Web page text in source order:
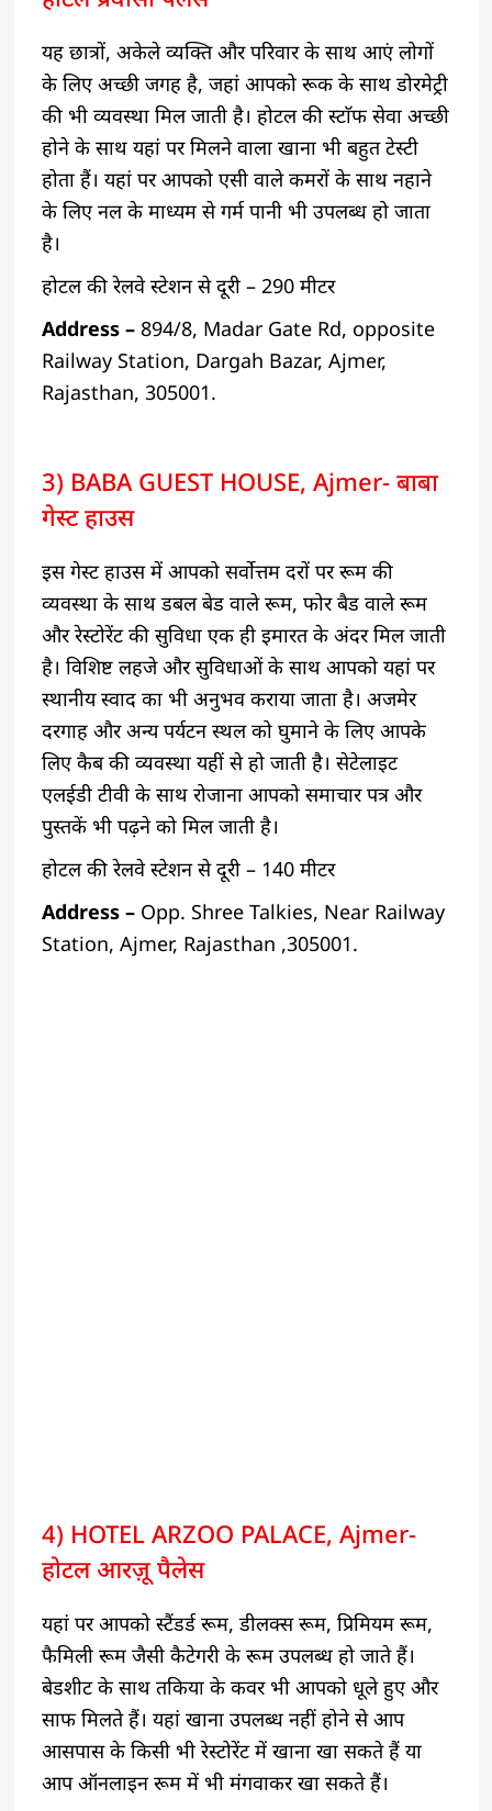
यह छात्रों, अकेले व्यक्ति और परिवार के साथ आएं लोगों
के लिए अच्छी जगह है, जहां आपको रूक के साथ डोरमेट्री
की भी व्यवस्था मिल जाती है। होटल की स्टाॅफ सेवा अच्छी
होने के साथ यहां पर मिलने वाला खाना भी बहुत टेस्टी
होता हैं। यहां पर आपको एसी वाले कमरों के साथ नहाने
के लिए नल के माध्यम से गर्म पानी भी उपलब्ध हो जाता
है।
होटल की रेलवे स्टेशन से दूरी – 290 मीटर
Address –894/8, Madar Gate Rd, opposite
Railway Station, Dargah Bazar, Ajmer,
Rajasthan, 305001.
3) BABA GUEST HOUSE, Ajmer- बाबा
गेस्ट हाउस
इस गेस्ट हाउस में आपको सर्वोत्तम दरों पर रूम की
व्यवस्था के साथ डबल बेड वाले रूम, फोर बैड वाले रूम
और रेस्टोरेंट की सुविधा एक ही इमारत के अंदर मिल जाती
है। विशिष्ट लहजे और सुविधाओं के साथ आपको यहां पर
स्थानीय स्वाद का भी अनुभव कराया जाता है। अजमेर
दरगाह और अन्य पर्यटन स्थल को घुमाने के लिए आपके
लिए कैब की व्यवस्था यहीं से हो जाती है। सेटेलाइट
एलईडी टीवी के साथ रोजाना आपको समाचार पत्र और
पुस्तकें भी पढ़ने को मिल जाती है।
होटल की रेलवे स्टेशन से दूरी – 140 मीटर
Address –Opp. Shree Talkies, Near Railway
Station, Ajmer, Rajasthan ,305001.
4) HOTEL ARZOO PALACE, Ajmer-
होटल आरज़ू पैलेस
यहां पर आपको स्टैंडर्ड रूम, डीलक्स रूम, प्रिमियम रूम,
फैमिली रूम जैसी कैटेगरी के रूम उपलब्ध हो जाते हैं।
बेडशीट के साथ तकिया के कवर भी आपको धूले हुए और
साफ मिलते हैं। यहां खाना उपलब्ध नहीं होने से आप
आसपास के किसी भी रेस्टोरेंट में खाना खा सकते हैं या
आप ऑनलाइन रूम में भी मंगवाकर खा सकते हैं।